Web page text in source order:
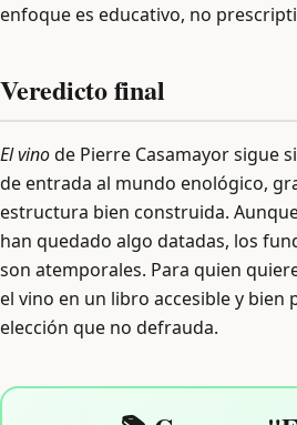
enfoque es educativo, no
Veredicto final
El vinode Pierre Casamayor sigue
de entrada al mundo enológico,
estructura bien construida.
han quedado algo datadas, los
son atemporales. Para quien
el vino en un libro accesible y bien
elección que no defrauda.